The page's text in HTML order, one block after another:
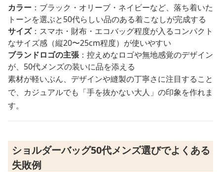
カラー ：ブラック・オリーブ・ネイビーなど、落ち着いた
トーンを選ぶと50代らしい品のある着こなしが完成する
サイズ：スマホ・財布・エコバッグ程度が入るコンパクト
なサイズ感（縦20〜25cm程度）が使いやすい
ブランドロゴの主張：控えめなロゴや無地感覚のデザイン
が、50代メンズの装いに品を添える
素材が軽いぶん、デザインや縫製の丁寧さに注目すること
で、カジュアルでも「手を抜かない大人」の印象を作れま
す。
ショルダーバッグ50代メンズ選びでよくある
失敗例